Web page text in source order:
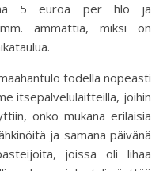
5 euroa per hlö ja
ammattia, miksi on
todella nopeasti
itsepalvelulaitteilla, joihin
onko mukana erilaisia
ja samana päivänä
joissa oli lihaa